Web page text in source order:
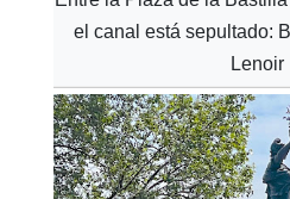
el canal está sepultado:
Lenoir